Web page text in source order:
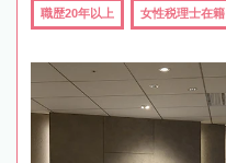
職歴20年以上 女性税理士在籍